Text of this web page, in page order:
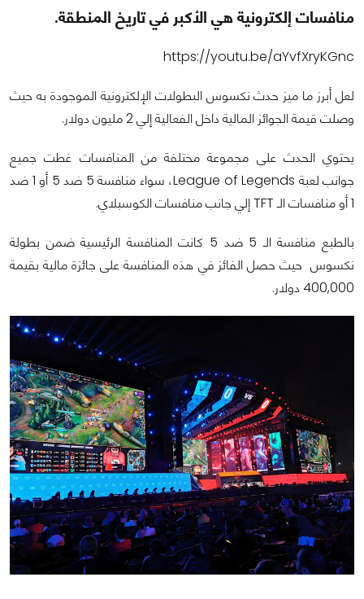
منافسات إلكترونية هي الأكبر في تاريخ المنطقة.
https://youtu.be/aYvfXryKGnc
لعل أبرز ما ميز حدث نكسوس البطولات الإلكترونية الموجودة به حيث
وصلت قيمة الجوائز المالية داخل الفعالية إلي 2 مليون دولار.
يحتوي الحدث على مجموعة مختلفة من المنافسات غطت جميع
جوانب لعبة League of Legends، سواء منافسة 5 ضد 5 أو 1 ضد
1 أو منافسات الـ TFT إلي جانب منافسات الكوسبلاي.
بالطبع منافسة الـ 5 ضد 5 كانت المنافسة الرئيسية ضمن بطولة
نكسوس حيث حصل الفائز في هذه المنافسة على جائزة مالية بقيمة
400,000 دولار.